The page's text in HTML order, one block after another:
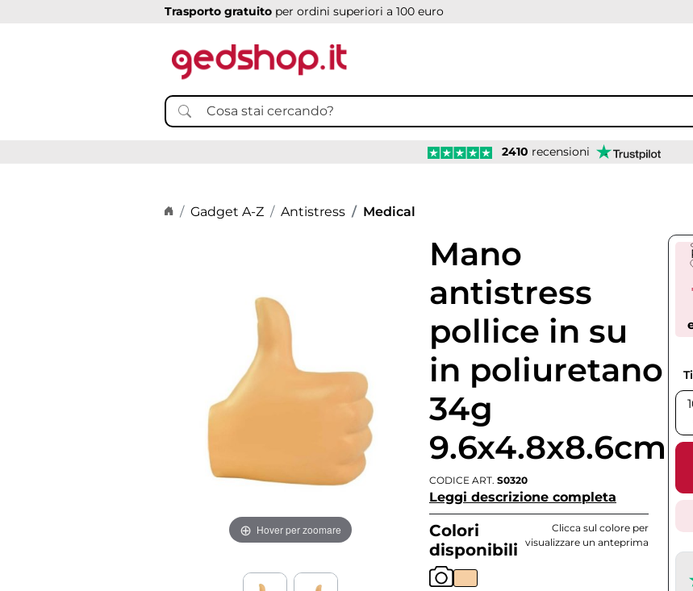
Trasporto gratuito per ordini superiori a 100 euro
2410 recensioni
Home page
Gadget A-Z Antistress Medical
Hover per zoomare
Mano
antistress
pollice in su
in poliuretano
34g
9.6x4.8x8.6cm
CODICE ART. S0320
Leggi descrizione completa
Colori
disponibili
Clicca sul colore per
visualizzare un anteprima